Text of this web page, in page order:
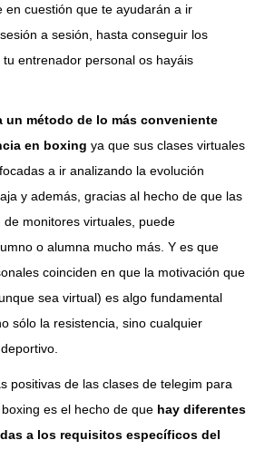
en cuestión que te ayudarán a ir
a sesión, hasta conseguir los
entrenador personal os hayáis
un método de lo más conveniente
en boxing ya que sus clases virtuales
a ir analizando la evolución
y además, gracias al hecho de que las
monitores virtuales, puede
o alumna mucho más. Y es que
coinciden en que la motivación que
sea virtual) es algo fundamental
sólo la resistencia, sino cualquier
positivas de las clases de telegim para
es el hecho de que hay diferentes
a los requisitos específicos del